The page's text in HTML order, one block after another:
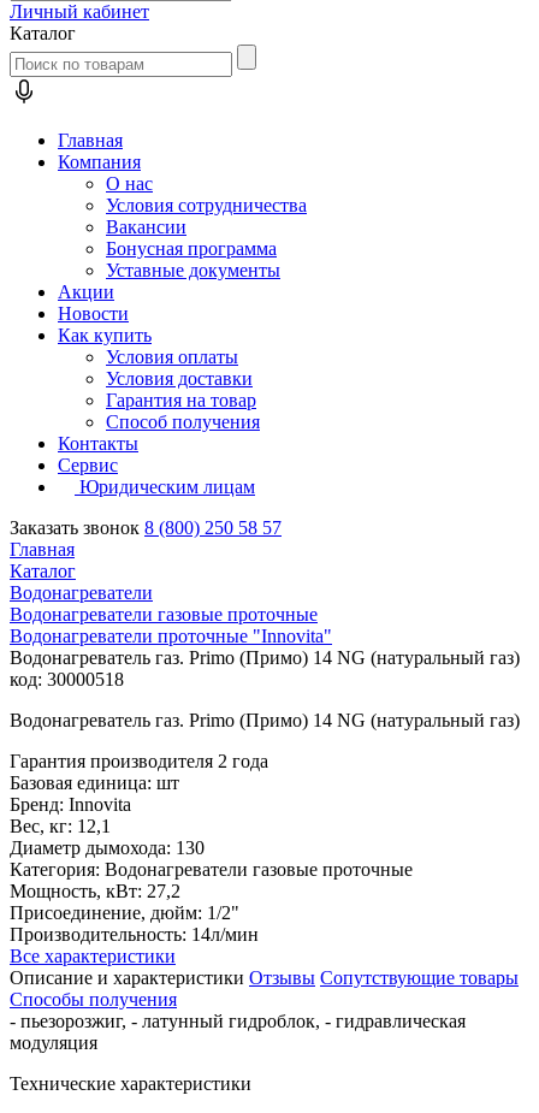
Личный кабинет
Каталог
Главная
Компания
О нас
Условия сотрудничества
Вакансии
Бонусная программа
Уставные документы
Акции
Новости
Как купить
Условия оплаты
Условия доставки
Гарантия на товар
Способ получения
Контакты
Сервис
Юридическим лицам
Заказать звонок 8 (800) 250 58 57
Главная
Каталог
Водонагреватели
Водонагреватели газовые проточные
Водонагреватели проточные "Innovita"
Водонагреватель газ. Primo (Примо) 14 NG (натуральный газ)
код: 30000518
Водонагреватель газ. Primo (Примо) 14 NG (натуральный газ)
Гарантия производителя 2 года
Базовая единица: шт
Бренд: Innovita
Вес, кг: 12,1
Диаметр дымохода: 130
Категория: Водонагреватели газовые проточные
Мощность, кВт: 27,2
Присоединение, дюйм: 1/2"
Производительность: 14л/мин
Все характеристики
Описание и характеристики Отзывы Сопутствующие товары
Способы получения
- пьезорозжиг, - латунный гидроблок, - гидравлическая
модуляция
Технические характеристики